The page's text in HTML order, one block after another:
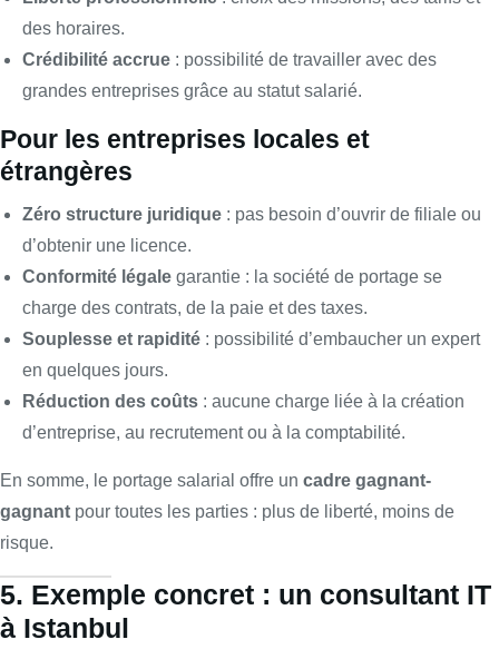
des horaires.
Crédibilité accrue : possibilité de travailler avec des
grandes entreprises grâce au statut salarié.
Pour les entreprises locales et
étrangères
Zéro structure juridique : pas besoin d’ouvrir de filiale ou
d’obtenir une licence.
Conformité légale garantie : la société de portage se
charge des contrats, de la paie et des taxes.
Souplesse et rapidité : possibilité d’embaucher un expert
en quelques jours.
Réduction des coûts : aucune charge liée à la création
d’entreprise, au recrutement ou à la comptabilité.
En somme, le portage salarial offre un cadre gagnant-
gagnant pour toutes les parties : plus de liberté, moins de
risque.
5. Exemple concret : un consultant IT
à Istanbul